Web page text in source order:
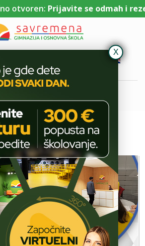
Prijavite se odmah i
PRIČE „SAVREMENIJADA” ZA MATURANTE